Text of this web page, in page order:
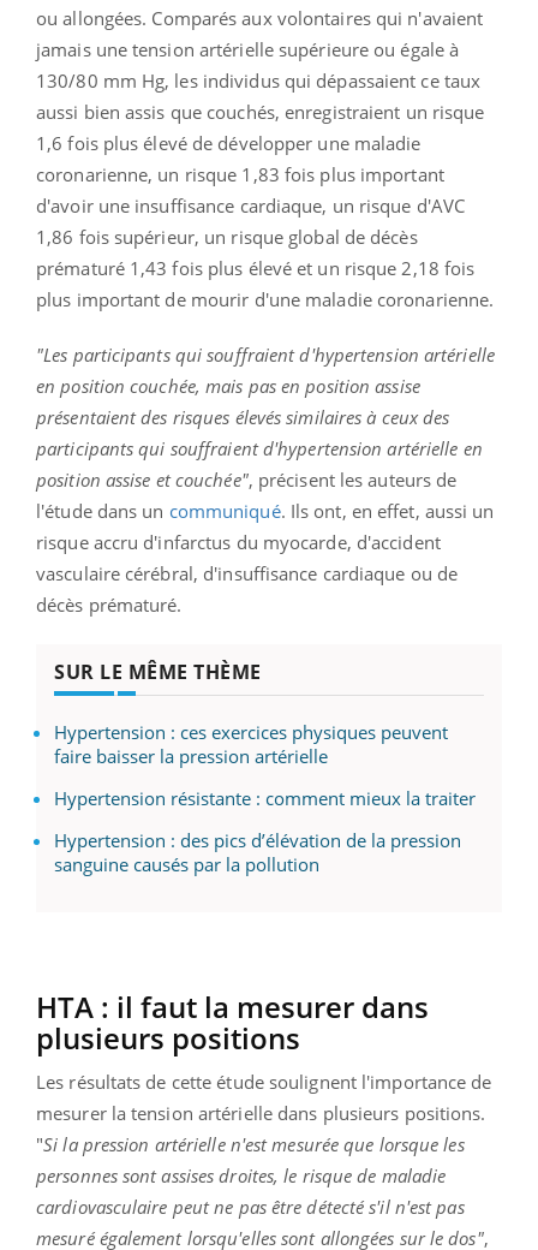
ou allongées. Comparés aux volontaires qui n'avaient
jamais une tension artérielle supérieure ou égale à
130/80 mm Hg, les individus qui dépassaient ce taux
aussi bien assis que couchés, enregistraient un risque
1,6 fois plus élevé de développer une maladie
coronarienne, un risque 1,83 fois plus important
d'avoir une insuffisance cardiaque, un risque d'AVC
1,86 fois supérieur, un risque global de décès
prématuré 1,43 fois plus élevé et un risque 2,18 fois
plus important de mourir d'une maladie coronarienne.
"Les participants qui souffraient d'hypertension artérielle
en position couchée, mais pas en position assise
présentaient des risques élevés similaires à ceux des
participants qui souffraient d'hypertension artérielle en
position assise et couchée", précisent les auteurs de
l'étude dans un communiqué. Ils ont, en effet, aussi un
risque accru d'infarctus du myocarde, d'accident
vasculaire cérébral, d'insuffisance cardiaque ou de
décès prématuré.
SUR LE MÊME THÈME
Hypertension : ces exercices physiques peuvent
faire baisser la pression artérielle
Hypertension résistante : comment mieux la traiter
Hypertension : des pics d’élévation de la pression
sanguine causés par la pollution
HTA : il faut la mesurer dans
plusieurs positions
Les résultats de cette étude soulignent l'importance de
mesurer la tension artérielle dans plusieurs positions.
"Si la pression artérielle n'est mesurée que lorsque les
personnes sont assises droites, le risque de maladie
cardiovasculaire peut ne pas être détecté s'il n'est pas
mesuré également lorsqu'elles sont allongées sur le dos",